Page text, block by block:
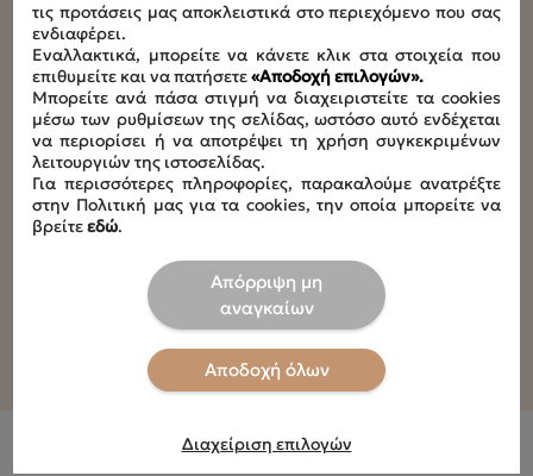
Διαστάσεις
L92 x W52 x H27 cm
Συνολικό φορτίο
1,68kg
Συμβατότητα
ΒΑΣΗ ΜΠΑΝΙΕΡΑΣ OCEAN (11-10)
τις προτάσεις μας αποκλειστικά στο περιεχόμενο που σας
ενδιαφέρει.
Εναλλακτικά, μπορείτε να κάνετε κλικ στα στοιχεία που
επιθυμείτε και να πατήσετε«Αποδοχή επιλογών».
Μπορείτε ανά πάσα στιγμή να διαχειριστείτε τα cookies
μέσω των ρυθμίσεων της σελίδας, ωστόσο αυτό ενδέχεται
να περιορίσει ή να αποτρέψει τη χρήση συγκεκριμένων
λειτουργιών της ιστοσελίδας.
Για περισσότερες πληροφορίες, παρακαλούμε ανατρέξτε
στην Πολιτική μας για τα cookies, την οποία μπορείτε να
βρείτεεδώ.
Απόρριψη μη
αναγκαίων
Αποδοχή όλων
Διαχείριση επιλογών